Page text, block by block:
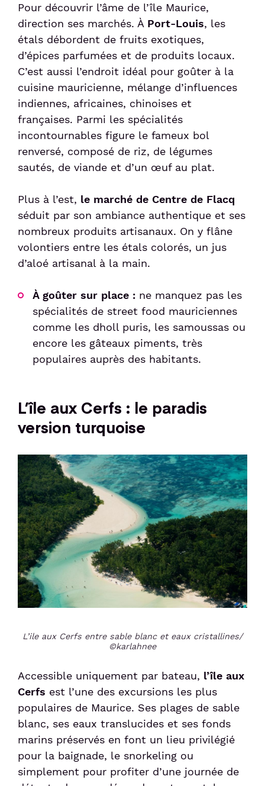
Pour découvrir l’âme de l’île Maurice,
direction ses marchés. À Port-Louis, les
étals débordent de fruits exotiques,
d’épices parfumées et de produits locaux.
C’est aussi l’endroit idéal pour goûter à la
cuisine mauricienne, mélange d’influences
indiennes, africaines, chinoises et
françaises. Parmi les spécialités
incontournables figure le fameux bol
renversé, composé de riz, de légumes
sautés, de viande et d’un œuf au plat.
Plus à l’est, le marché de Centre de Flacq
séduit par son ambiance authentique et ses
nombreux produits artisanaux. On y flâne
volontiers entre les étals colorés, un jus
d’aloé artisanal à la main.
À goûter sur place : ne manquez pas les
spécialités de street food mauriciennes
comme les dholl puris, les samoussas ou
encore les gâteaux piments, très
populaires auprès des habitants.
L’île aux Cerfs : le paradis
version turquoise
L’ile aux Cerfs entre sable blanc et eaux cristallines/
©karlahnee
Accessible uniquement par bateau, l’île aux
Cerfs est l’une des excursions les plus
populaires de Maurice. Ses plages de sable
blanc, ses eaux translucides et ses fonds
marins préservés en font un lieu privilégié
pour la baignade, le snorkeling ou
simplement pour profiter d’une journée de